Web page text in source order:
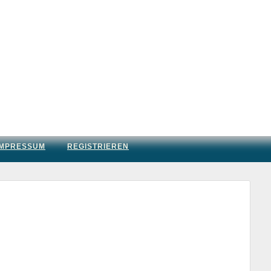
REGISTRIEREN